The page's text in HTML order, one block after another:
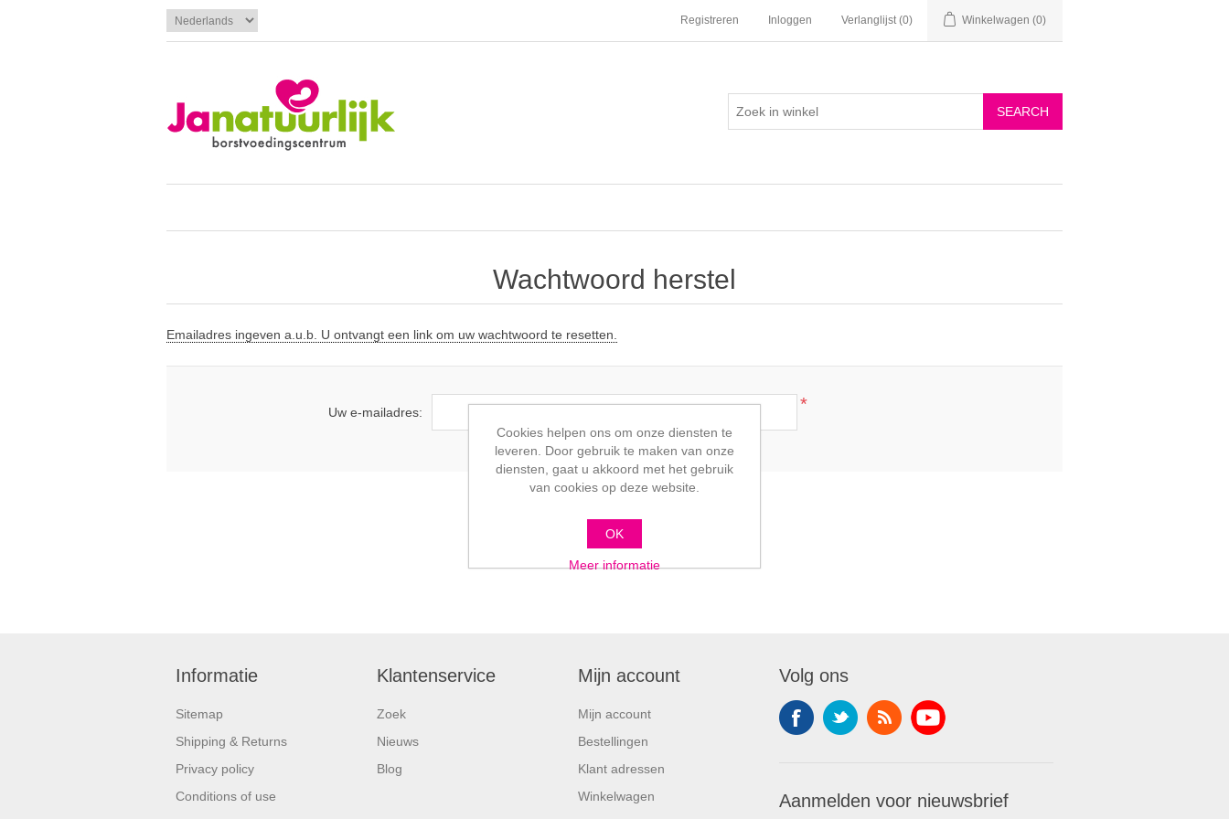
Registreren Inloggen Verlanglijst (0) Winkelwagen (0)
Wachtwoord herstel
Emailadres ingeven a.u.b. U ontvangt een link om uw wachtwoord te resetten.
Uw e-mailadres: *
Informatie
Sitemap
Shipping & Returns
Privacy policy
Conditions of use
Klantenservice
Zoek
Nieuws
Blog
Mijn account
Mijn account
Bestellingen
Klant adressen
Winkelwagen
Volg ons
Aanmelden voor nieuwsbrief
Cookies helpen ons om onze diensten te
leveren. Door gebruik te maken van onze
diensten, gaat u akkoord met het gebruik
van cookies op deze website.
OK
Meer informatie